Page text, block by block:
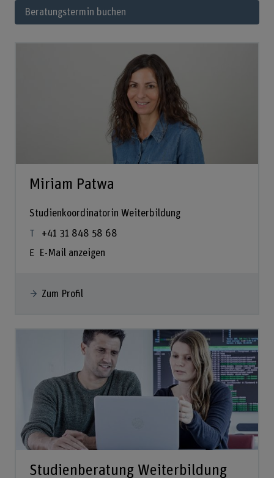
Beratungstermin buchen
Miriam Patwa
Studienkoordinatorin Weiterbildung
+41 31 848 58 68
E-Mail anzeigen
Zum Profil
Studienberatung Weiterbildung